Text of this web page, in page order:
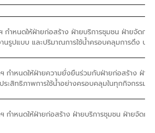
กำหนดให้ฝ่ายก่อสร้าง ฝ่ายบริการชุมชน ฝ่ายจัดกา
านรูปแบบ และปริมาณการใช้น้ำครอบคลุมการดึง บ
กำหนดให้ฝ่ายความยั่งยืนร่วมกับฝ่ายก่อสร้าง ฝ่าย
ระสิทธิภาพการใช้น้ำอย่างครอบคลุมในทุกกิจกรรมข
กำหนดให้ฝ่ายก่อสร้าง ฝ่ายบริการชุมชน ฝ่ายจัดกา